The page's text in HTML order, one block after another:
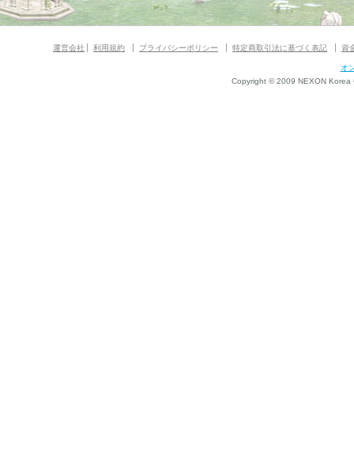
運営会社 利用規約 プライバシーポリシー 特定商取引法に基づく表記 資
オ
Copyright © 2009 NEXON Korea